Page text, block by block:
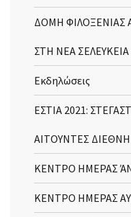
ΔΟΜΗ ΦΙΛΟΞΕΝΙΑΣ
ΣΤΗ ΝΕΑ
Εκδηλώσεις
ΕΣΤΙΑ 2021:
ΑΙΤΟΥΝΤΕΣ
ΚΕΝΤΡΟ ΗΜΕΡΑΣ
ΚΕΝΤΡΟ ΗΜΕΡΑΣ